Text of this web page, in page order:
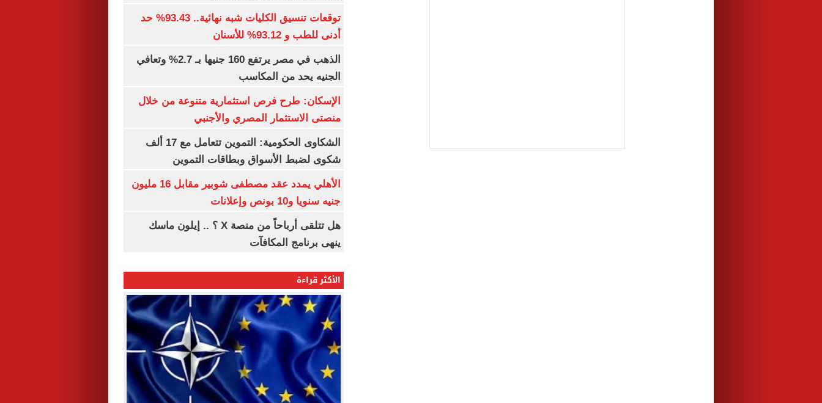
توقعات تنسيق الكليات شبه نهائية.. 93.43% حد
أدنى للطب و 93.12% للأسنان
الذهب في مصر يرتفع 160 جنيها بـ 2.7% وتعافي
الجنيه يحد من المكاسب
الإسكان: طرح فرص استثمارية متنوعة من خلال
منصتى الاستثمار المصري والأجنبي
الشكاوى الحكومية: التموين تتعامل مع 17 ألف
شكوى لضبط الأسواق وبطاقات التموين
الأهلي يمدد عقد مصطفى شوبير مقابل 16 مليون
جنيه سنويا و10 بونص وإعلانات
هل تتلقى أرباحاً من منصة X ؟ .. إيلون ماسك
ينهى برنامج المكافآت
الأكثر قراءة